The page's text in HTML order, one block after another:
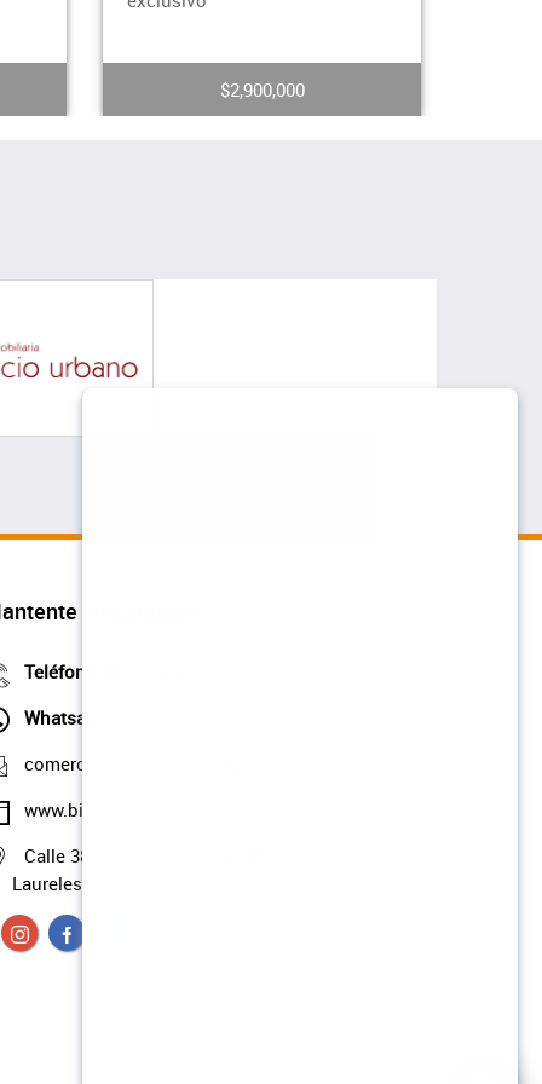
$4,000,000
en Contacto
Teléfono
Whatsapp
comercial@bienesyasociados.com.co
www.bienesyasociados.com.co
Calle 38 No.75 - 03 Edificio Mirador del Parque |
Laureles